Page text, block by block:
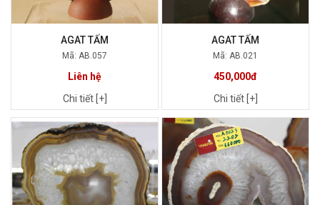
AGAT TẤM
Mã: AB.057
Liên hệ
Chi tiết [+]
AGAT TẤM
Mã: AB.021
450,000đ
Chi tiết [+]